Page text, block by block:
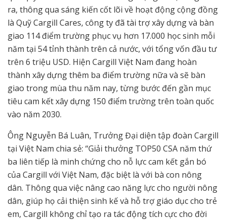
ra, thông qua sáng kiến cốt lõi về hoạt động cộng đồng
là Quỹ Cargill Cares, công ty đã tài trợ xây dựng và bàn
giao 114 điểm trường phục vụ hơn 17.000 học sinh mỗi
năm tại 54 tỉnh thành trên cả nước, với tổng vốn đầu tư
trên 6 triệu USD. Hiện Cargill Việt Nam đang hoàn
thành xây dựng thêm ba điểm trường nữa và sẽ bàn
giao trong mùa thu năm nay, từng bước đến gần mục
tiêu cam kết xây dựng 150 điểm trường trên toàn quốc
vào năm 2030.
Ông Nguyễn Bá Luân, Trưởng Đại diện tập đoàn Cargill
tại Việt Nam chia sẻ: “Giải thưởng TOP50 CSA năm thứ
ba liên tiếp là minh chứng cho nỗ lực cam kết gắn bó
của Cargill với Việt Nam, đặc biệt là với bà con nông
dân. Thông qua việc nâng cao năng lực cho người nông
dân, giúp họ cải thiện sinh kế và hỗ trợ giáo dục cho trẻ
em, Cargill không chỉ tạo ra tác động tích cực cho đời